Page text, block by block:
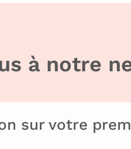
à notre
sur votre